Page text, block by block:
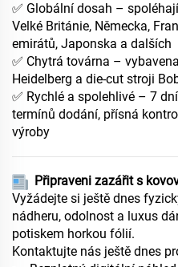
✅ Globální dosah –
Velké Británie, Německa,
emirátů, Japonska a dalších
✅ Chytrá továrna –
Heidelberg a die-cut stroji
✅ Rychlé a spolehlivé – 7
termínů dodání, přísná
výroby
Připraveni zazářit s
Vyžádejte si ještě dnes
nádheru, odolnost a luxus
potiskem horkou fólií.
Kontaktujte nás ještě dnes